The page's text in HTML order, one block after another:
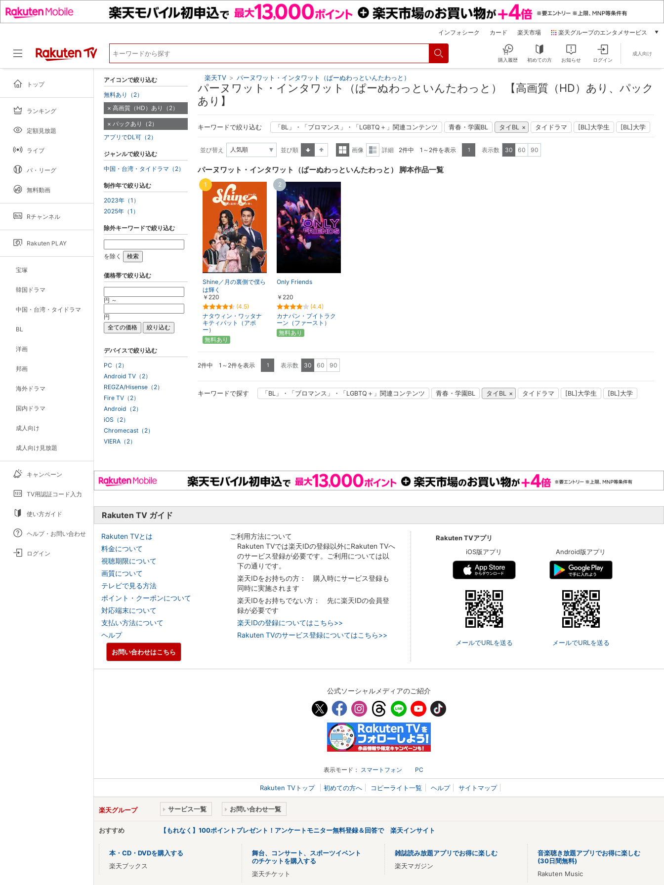
インフォシーク カード 楽天市場 楽天グループのエンタメサービス
本/ゲーム/CD/DVD
電子書籍
楽天マガジン
動画配信
購入履歴 初めての方 お知らせ ログイン
成人向け
トップ
ランキング
定額見放題
ライブ
パ・リーグ
無料動画
Rチャンネル
Rakuten PLAY
宝塚
韓国ドラマ
中国・台湾・タイドラマ
BL
洋画
邦画
海外ドラマ
国内ドラマ
成人向け
成人向け見放題
キャンペーン
TV用認証コード入力
使い方ガイド
ヘルプ・お問い合わせ
ログイン
楽天TV > パーヌワット・インタワット（ぱーぬわっといんたわっと）
パーヌワット・インタワット（ぱーぬわっといんたわっと） 【高画質（HD）あり、パック
あり】
キーワードで絞り込む 「BL」・「ブロマンス」・「LGBTQ＋」関連コンテンツ 青春・学園BL タイBL タイドラマ [BL]大学生 [BL]大学
並び替え
並び順
表示
画像
表示
詳細 2件中 1～2件を表示 1 表示数 30 60 90
パーヌワット・インタワット（ぱーぬわっといんたわっと） 脚本作品一覧
Shine／月の裏側で僕ら
は輝く
￥220
(4.5)
ナタウィン・ワッタナ
キティパット（アポ
ー）
1
無料あり
Only Friends
￥220
(4.4)
カナパン・プイトラク
ーン（ファースト）
2
無料あり
2件中 1～2件を表示 1 表示数 30 60 90
キーワードで探す 「BL」・「ブロマンス」・「LGBTQ＋」関連コンテンツ 青春・学園BL タイBL タイドラマ [BL]大学生 [BL]大学
アイコンで絞り込む
無料あり（2）
高画質（HD）あり（2）
パックあり（2）
アプリでDL可（2）
ジャンルで絞り込む
中国・台湾・タイドラマ（2）
制作年で絞り込む
2023年（1）
2025年（1）
除外キーワードで絞り込む
を除く
価格帯で絞り込む
円 ～
円
デバイスで絞り込む
PC（2）
Android TV（2）
REGZA/Hisense（2）
Fire TV（2）
Android（2）
iOS（2）
Chromecast（2）
VIERA（2）
Rakuten TV ガイド
Rakuten TVとは
料金について
視聴期限について
画質について
テレビで見る方法
ポイント・クーポンについて
対応端末について
支払い方法について
ヘルプ
ご利用方法について
Rakuten TVでは楽天IDの登録以外にRakuten TVへ
のサービス登録が必要です。ご利用については以
下の通りです。
楽天IDをお持ちの方： 購入時にサービス登録も
同時に実施されます
楽天IDをお持ちでない方： 先に楽天IDの会員登
録が必要です
楽天IDの登録についてはこちら>>
Rakuten TVのサービス登録についてはこちら>>
Rakuten TVアプリ
iOS版アプリ
メールでURLを送る
Android版アプリ
メールでURLを送る
お問い合わせはこちら
公式ソーシャルメディアのご紹介
表示モード： スマートフォン PC
Rakuten TVトップ 初めての方へ コピーライト一覧 ヘルプ サイトマップ
楽天グループ サービス一覧 お問い合わせ一覧
おすすめ 【もれなく】100ポイントプレゼント！アンケートモニター無料登録＆回答で 楽天インサイト
本・CD・DVDを購入する
楽天ブックス
舞台、コンサート、スポーツイベント
のチケットを購入する
楽天チケット
雑誌読み放題アプリでお得に楽しむ
楽天マガジン
音楽聴き放題アプリでお得に楽しむ
(30日間無料)
Rakuten Music